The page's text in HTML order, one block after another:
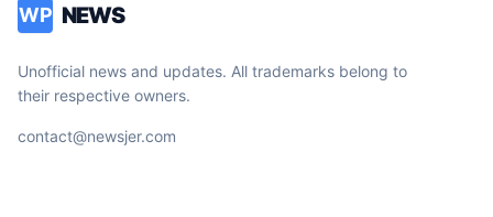
WP NEWS
Unofficial news and updates. All trademarks belong to
their respective owners.
contact@newsjer.com